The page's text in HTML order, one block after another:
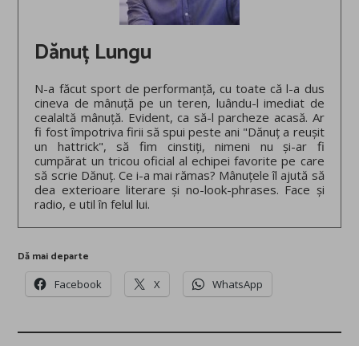
Dănuț Lungu
N-a făcut sport de performanță, cu toate că l-a dus
cineva de mânuță pe un teren, luându-l imediat de
cealaltă mânuță. Evident, ca să-l parcheze acasă. Ar
fi fost împotriva firii să spui peste ani "Dănuț a reușit
un hattrick", să fim cinstiți, nimeni nu și-ar fi
cumpărat un tricou oficial al echipei favorite pe care
să scrie Dănuț. Ce i-a mai rămas? Mânuțele îl ajută să
dea exterioare literare și no-look-phrases. Face și
radio, e util în felul lui.
Dă mai departe
Facebook X WhatsApp